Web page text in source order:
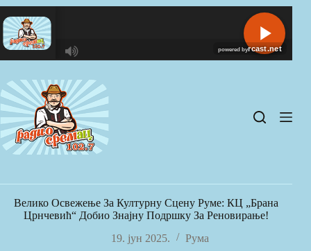
Skip
to
content
C
A
S
T
.
N
Велико Освежење За Културну Сцену Руме: КЦ „Брана
Црнчевић“ Добио Знајну Подршку За Реновирање!
19. јун 2025.
Рума